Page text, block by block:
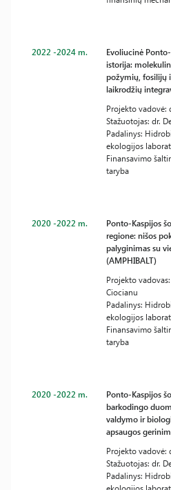
2022 -2024 m.
Evoliucinė
istorija:
požymių, fosilijų
laikrodžių
Projekto vadovė:
Stažuotojas: dr.
Padalinys:
ekologijos
Finansavimo
taryba
2020 -2022 m.
Ponto-Kaspijos
regione: nišos
palyginimas su
(AMPHIBALT)
Projekto
Ciocianu
Padalinys:
ekologijos
Finansavimo
taryba
2020 -2022 m.
Ponto-Kaspijos
barkodingo
valdymo ir
apsaugos
Projekto vadovė:
Stažuotojas: dr.
Padalinys: